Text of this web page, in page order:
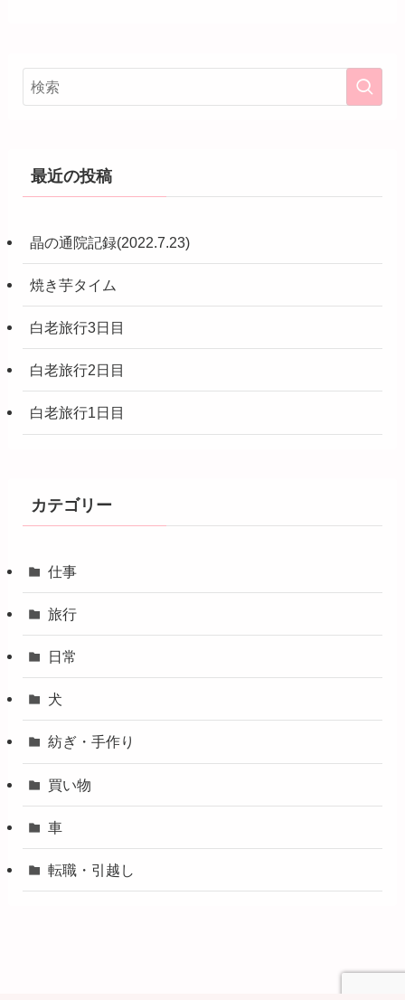
最近の投稿
晶の通院記録(2022.7.23)
焼き芋タイム
白老旅行3日目
白老旅行2日目
白老旅行1日目
カテゴリー
仕事
旅行
日常
犬
紡ぎ・手作り
買い物
車
転職・引越し